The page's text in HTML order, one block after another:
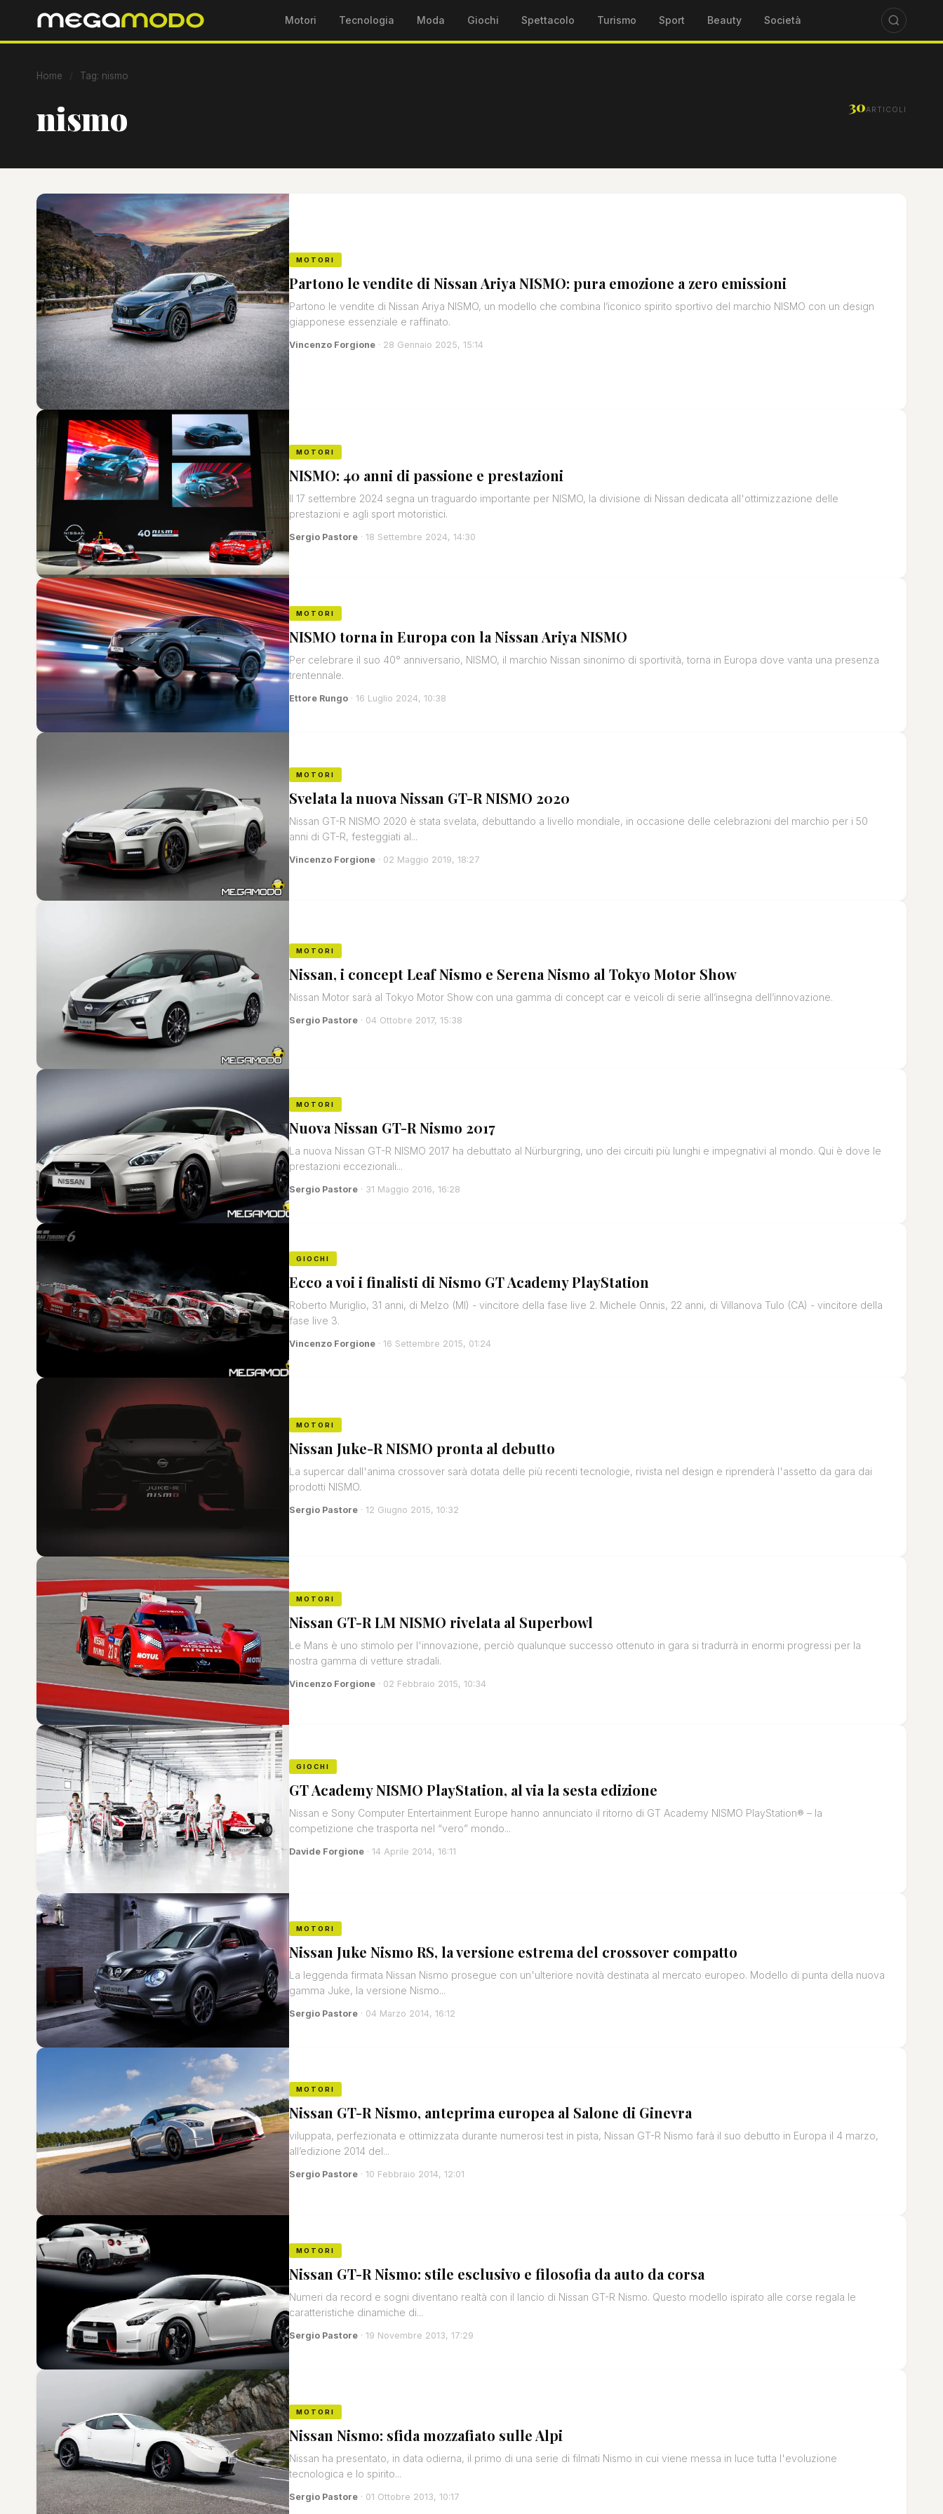
Motori Tecnologia Moda Giochi Spettacolo Turismo Sport Beauty Società
Home Tag: nismo
nismo 30ARTICOLI
MOTORI
Partono le vendite di Nissan Ariya NISMO: pura emozione a zero emissioni
Partono le vendite di Nissan Ariya NISMO, un modello che combina l’iconico spirito sportivo del marchio NISMO con un design
giapponese essenziale e raffinato.
Vincenzo Forgione · 28 Gennaio 2025, 15:14
MOTORI
NISMO: 40 anni di passione e prestazioni
Il 17 settembre 2024 segna un traguardo importante per NISMO, la divisione di Nissan dedicata all'ottimizzazione delle
prestazioni e agli sport motoristici.
Sergio Pastore · 18 Settembre 2024, 14:30
MOTORI
NISMO torna in Europa con la Nissan Ariya NISMO
Per celebrare il suo 40° anniversario, NISMO, il marchio Nissan sinonimo di sportività, torna in Europa dove vanta una presenza
trentennale.
Ettore Rungo · 16 Luglio 2024, 10:38
MOTORI
Svelata la nuova Nissan GT-R NISMO 2020
Nissan GT-R NISMO 2020 è stata svelata, debuttando a livello mondiale, in occasione delle celebrazioni del marchio per i 50
anni di GT-R, festeggiati al...
Vincenzo Forgione · 02 Maggio 2019, 18:27
MOTORI
Nissan, i concept Leaf Nismo e Serena Nismo al Tokyo Motor Show
Nissan Motor sarà al Tokyo Motor Show con una gamma di concept car e veicoli di serie all’insegna dell’innovazione.
Sergio Pastore · 04 Ottobre 2017, 15:38
MOTORI
Nuova Nissan GT-R Nismo 2017
La nuova Nissan GT-R NISMO 2017 ha debuttato al Nürburgring, uno dei circuiti più lunghi e impegnativi al mondo. Qui è dove le
prestazioni eccezionali...
Sergio Pastore · 31 Maggio 2016, 16:28
GIOCHI
Ecco a voi i finalisti di Nismo GT Academy PlayStation
Roberto Muriglio, 31 anni, di Melzo (MI) - vincitore della fase live 2. Michele Onnis, 22 anni, di Villanova Tulo (CA) - vincitore della
fase live 3.
Vincenzo Forgione · 16 Settembre 2015, 01:24
MOTORI
Nissan Juke-R NISMO pronta al debutto
La supercar dall'anima crossover sarà dotata delle più recenti tecnologie, rivista nel design e riprenderà l'assetto da gara dai
prodotti NISMO.
Sergio Pastore · 12 Giugno 2015, 10:32
MOTORI
Nissan GT-R LM NISMO rivelata al Superbowl
Le Mans è uno stimolo per l'innovazione, perciò qualunque successo ottenuto in gara si tradurrà in enormi progressi per la
nostra gamma di vetture stradali.
Vincenzo Forgione · 02 Febbraio 2015, 10:34
GIOCHI
GT Academy NISMO PlayStation, al via la sesta edizione
Nissan e Sony Computer Entertainment Europe hanno annunciato il ritorno di GT Academy NISMO PlayStation® – la
competizione che trasporta nel “vero” mondo...
Davide Forgione · 14 Aprile 2014, 16:11
MOTORI
Nissan Juke Nismo RS, la versione estrema del crossover compatto
La leggenda firmata Nissan Nismo prosegue con un'ulteriore novità destinata al mercato europeo. Modello di punta della nuova
gamma Juke, la versione Nismo...
Sergio Pastore · 04 Marzo 2014, 16:12
MOTORI
Nissan GT-R Nismo, anteprima europea al Salone di Ginevra
viluppata, perfezionata e ottimizzata durante numerosi test in pista, Nissan GT-R Nismo farà il suo debutto in Europa il 4 marzo,
all’edizione 2014 del...
Sergio Pastore · 10 Febbraio 2014, 12:01
MOTORI
Nissan GT-R Nismo: stile esclusivo e filosofia da auto da corsa
Numeri da record e sogni diventano realtà con il lancio di Nissan GT-R Nismo. Questo modello ispirato alle corse regala le
caratteristiche dinamiche di...
Sergio Pastore · 19 Novembre 2013, 17:29
MOTORI
Nissan Nismo: sfida mozzafiato sulle Alpi
Nissan ha presentato, in data odierna, il primo di una serie di filmati Nismo in cui viene messa in luce tutta l'evoluzione
tecnologica e lo spirito...
Sergio Pastore · 01 Ottobre 2013, 10:17